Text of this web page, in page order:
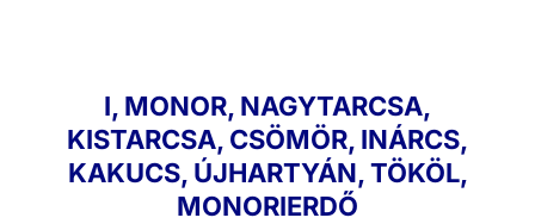
I, MONOR, NAGYTARCSA,
KISTARCSA, CSÖMÖR, INÁRCS,
KAKUCS, ÚJHARTYÁN, TÖKÖL,
MONORIERDŐ